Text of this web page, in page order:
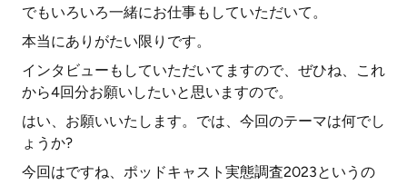
でもいろいろ一緒にお仕事もしていただいて。
本当にありがたい限りです。
インタビューもしていただいてますので、ぜひね、これ
から4回分お願いしたいと思いますので。
はい、お願いいたします。では、今回のテーマは何でし
ょうか?
今回はですね、ポッドキャスト実態調査2023というの